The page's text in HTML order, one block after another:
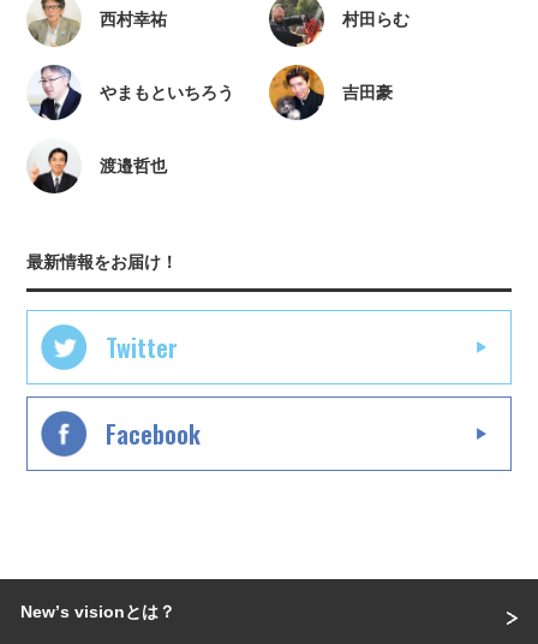
西村幸祐 村田らむ
やまもといちろう 吉田豪
渡邉哲也
最新情報をお届け！
Twitter
Facebook
Newʼs visionとは？